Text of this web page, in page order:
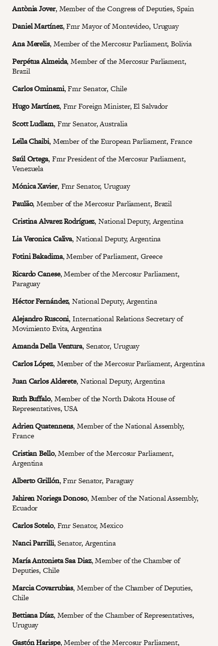
Antònia Jover, Member of the Congress of Deputies, Spain
Daniel Martínez, Fmr Mayor of Montevideo, Uruguay
Ana Merelis, Member of the Mercosur Parliament, Bolivia
Perpétua Almeida, Member of the Mercosur Parliament,
Brazil
Carlos Ominami, Fmr Senator, Chile
Hugo Martínez, Fmr Foreign Minister, El Salvador
Scott Ludlam, Fmr Senator, Australia
Leïla Chaibi, Member of the European Parliament, France
Saúl Ortega, Fmr President of the Mercosur Parliament,
Venezuela
Mónica Xavier, Fmr Senator, Uruguay
Paulão, Member of the Mercosur Parliament, Brazil
Cristina Alvarez Rodríguez, National Deputy, Argentina
Lia Veronica Caliva, National Deputy, Argentina
Fotini Bakadima, Member of Parliament, Greece
Ricardo Canese, Member of the Mercosur Parliament,
Paraguay
Héctor Fernández, National Deputy, Argentina
Alejandro Rusconi, International Relations Secretary of
Movimiento Evita, Argentina
Amanda Della Ventura, Senator, Uruguay
Carlos López, Member of the Mercosur Parliament, Argentina
Juan Carlos Alderete, National Deputy, Argentina
Ruth Buffalo, Member of the North Dakota House of
Representatives, USA
Adrien Quatennens, Member of the National Assembly,
France
Cristian Bello, Member of the Mercosur Parliament,
Argentina
Alberto Grillón, Fmr Senator, Paraguay
Jahiren Noriega Donoso, Member of the National Assembly,
Ecuador
Carlos Sotelo, Fmr Senator, Mexico
Nanci Parrilli, Senator, Argentina
María Antonieta Saa Diaz, Member of the Chamber of
Deputies, Chile
Marcia Covarrubias, Member of the Chamber of Deputies,
Chile
Bettiana Díaz, Member of the Chamber of Representatives,
Uruguay
Gastón Harispe, Member of the Mercosur Parliament,